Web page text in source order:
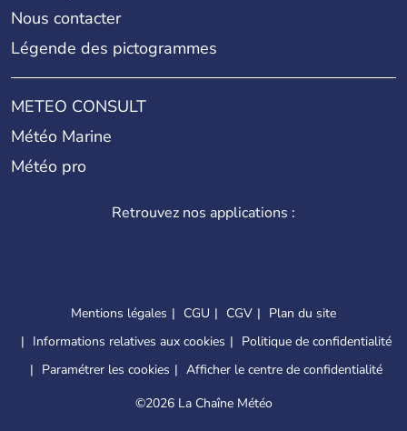
Nous contacter
Légende des pictogrammes
METEO CONSULT
Météo Marine
Météo pro
Retrouvez nos applications :
Mentions légales CGU CGV
Plan du site
Informations relatives aux cookies
Politique de confidentialité
Paramétrer les cookies
Afficher le centre de confidentialité
©2026 La Chaîne Météo